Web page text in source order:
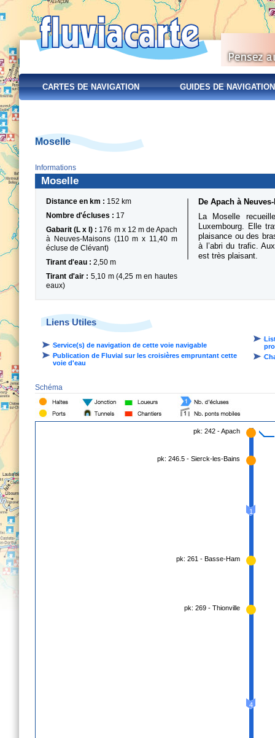
CARTES DE NAVIGATION GUIDES DE NAVIGATION
Moselle
Informations
Moselle
Distance en km : 152 km
Nombre d'écluses : 17
Gabarit (L x l) : 176 m x 12 m de Apach
à Neuves-Maisons (110 m x 11,40 m
écluse de Clévant)
Tirant d'eau : 2,50 m
Tirant d'air : 5,10 m (4,25 m en hautes
eaux)
De Apach à
La Moselle
Luxembourg. Elle
plaisance ou des
à l’abri du trafic.
est très plaisant.
Liens Utiles
Service(s) de navigation de cette voie navigable
Publication de Fluvial sur les croisières empruntant cette
voie d'eau
Schéma
pk: 242 - Apach
pk: 246.5 - Sierck-les-Bains
1
pk: 261 - Basse-Ham
pk: 269 - Thionville
4